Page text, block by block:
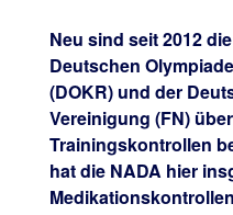
Neu sind seit 2012
Deutschen
(DOKR) und der
Vereinigung (FN)
Trainingskontrollen
hat die NADA hier